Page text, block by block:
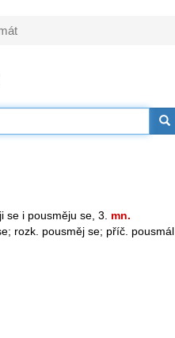
se i pousměju se, 3.
mn.
rozk. pousměj se; příč. pousmál